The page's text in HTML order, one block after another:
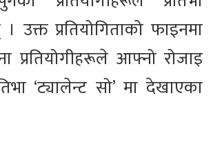
उक्त प्रतियोगिताको फाइनमा
प्रतियोगीहरूले आफ्नो रोजाइ
‘ट्यालेन्ट सो’ मा देखाएका